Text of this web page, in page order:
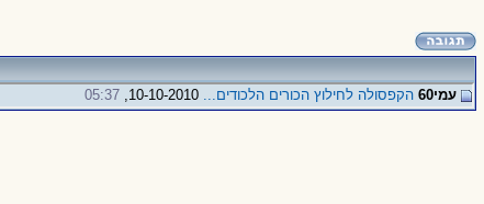
עמי60 הקפסולה לחילוץ הכורים הלכודים... 05:37